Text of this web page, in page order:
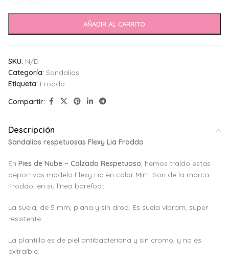
AÑADIR AL CARRITO
SKU: N/D
Categoría: Sandalias
Etiqueta: Froddo
Compartir:
Descripción
Sandalias respetuosas Flexy Lia Froddo
En Pies de Nube – Calzado Respetuoso, hemos traído estas
deportivas modelo Flexy Lia en color Mint. Son de la marca
Froddo, en su línea barefoot.
La suela, de 5 mm, plana y sin drop. Es suela vibram, súper
resistente.
La plantilla es de piel antibacteriana y sin cromo, y no es
extraíble.